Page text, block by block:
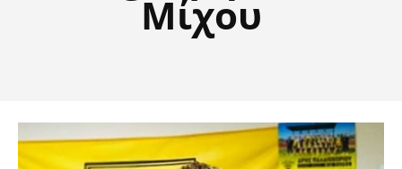
Μίχου